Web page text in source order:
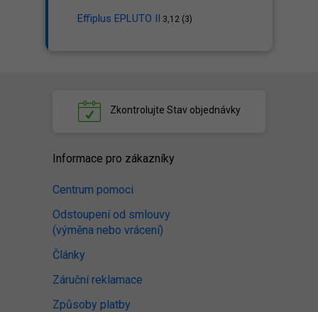
Effiplus EPLUTO II 3,12 (3)
Zkontrolujte Stav objednávky
Informace pro zákazníky
Centrum pomoci
Odstoupení od smlouvy
(výměna nebo vrácení)
Články
Záruční reklamace
Způsoby platby